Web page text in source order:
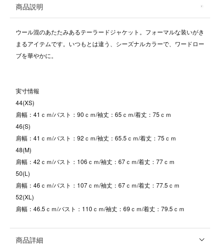
商品説明
ウール混のあたたみあるテーラードジャケット。フォーマルな装いがき
まるアイテムです。いつもとは違う、シーズナルカラーで、ワードロー
ブを華やかに。
実寸情報
44(XS)
肩幅：41ｃｍ/バスト：90ｃｍ/袖丈：65ｃｍ/着丈：75ｃｍ
46(S)
肩幅：41ｃｍ/バスト：92ｃｍ/袖丈：65.5ｃｍ/着丈：75ｃｍ
48(M)
肩幅：42ｃｍ/バスト：106ｃｍ/袖丈：67ｃｍ/着丈：77ｃｍ
50(L)
肩幅：46ｃｍ/バスト：107ｃｍ/袖丈：67ｃｍ/着丈：77.5ｃｍ
52(XL)
肩幅：46.5ｃｍ/バスト：110ｃｍ/袖丈：69ｃｍ/着丈：79.5ｃｍ
商品詳細